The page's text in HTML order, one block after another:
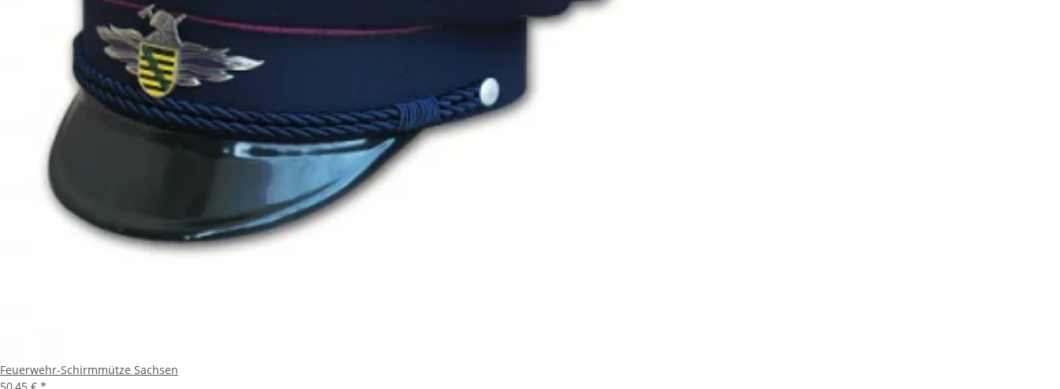
Feuerwehr-Schirmmütze Sachsen